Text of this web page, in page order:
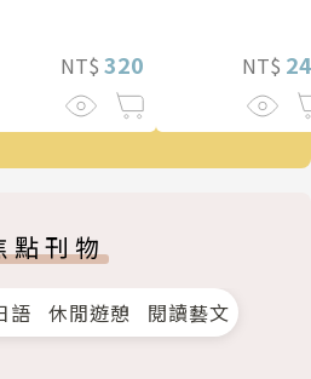
NT$ 320 NT$
點刊物
語 休閒遊憩 閱讀藝文